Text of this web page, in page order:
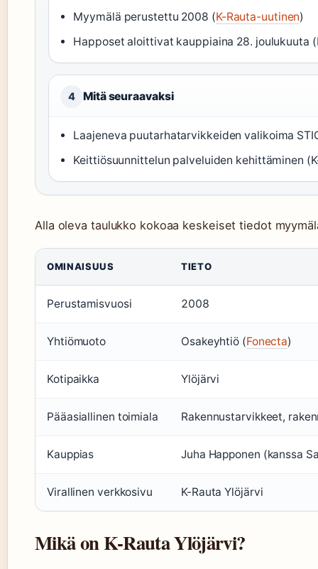
Myymälä perustettu 2008 (K-Rauta-uutinen)
Happoset aloittivat kauppiaina 28. joulukuuta
4 Mitä seuraavaksi
Laajeneva puutarhatarvikkeiden valikoima
Keittiösuunnittelun palveluiden kehittäminen
Alla oleva taulukko kokoaa keskeiset tiedot
OMINAISUUS TIETO
Perustamisvuosi 2008
Yhtiömuoto Osakeyhtiö (Fonecta)
Kotipaikka Ylöjärvi
Pääasiallinen toimiala Rakennustarvikkeet,
Kauppias Juha Happonen (kanssa
Virallinen verkkosivu K-Rauta Ylöjärvi
Mikä on K-Rauta Ylöjärvi?